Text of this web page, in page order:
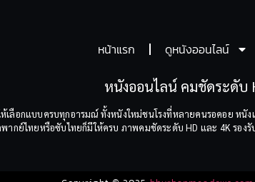
หน้าแรก ดูหนังออนไลน์
หนังออนไลน์ คมชัดระดับ
เลือกแบบครบทุกอารมณ์ ทั้งหนังใหม่ชนโรงที่หลายคนรอคอย ห
พากย์ไทยหรือซับไทยก็มีให้ครบ ภาพคมชัดระดับ HD และ 4K รอง